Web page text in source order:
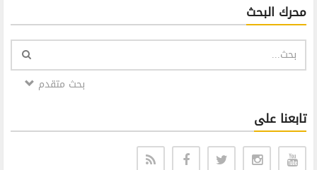
محرك البحث
بحث متقدم
تابعنا على